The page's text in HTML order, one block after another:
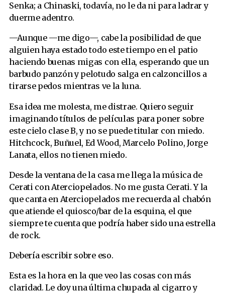
Senka; a Chinaski, todavía, no le da ni para ladrar y
duerme adentro.
—Aunque —me digo—, cabe la posibilidad de que
alguien haya estado todo este tiempo en el patio
haciendo buenas migas con ella, esperando que un
barbudo panzón y pelotudo salga en calzoncillos a
tirarse pedos mientras ve la luna.
Esa idea me molesta, me distrae. Quiero seguir
imaginando títulos de películas para poner sobre
este cielo clase B, y no se puede titular con miedo.
Hitchcock, Buñuel, Ed Wood, Marcelo Polino, Jorge
Lanata, ellos no tienen miedo.
Desde la ventana de la casa me llega la música de
Cerati con Aterciopelados. No me gusta Cerati. Y la
que canta en Aterciopelados me recuerda al chabón
que atiende el quiosco/bar de la esquina, el que
siempre te cuenta que podría haber sido una estrella
de rock.
Debería escribir sobre eso.
Esta es la hora en la que veo las cosas con más
claridad. Le doy una última chupada al cigarro y